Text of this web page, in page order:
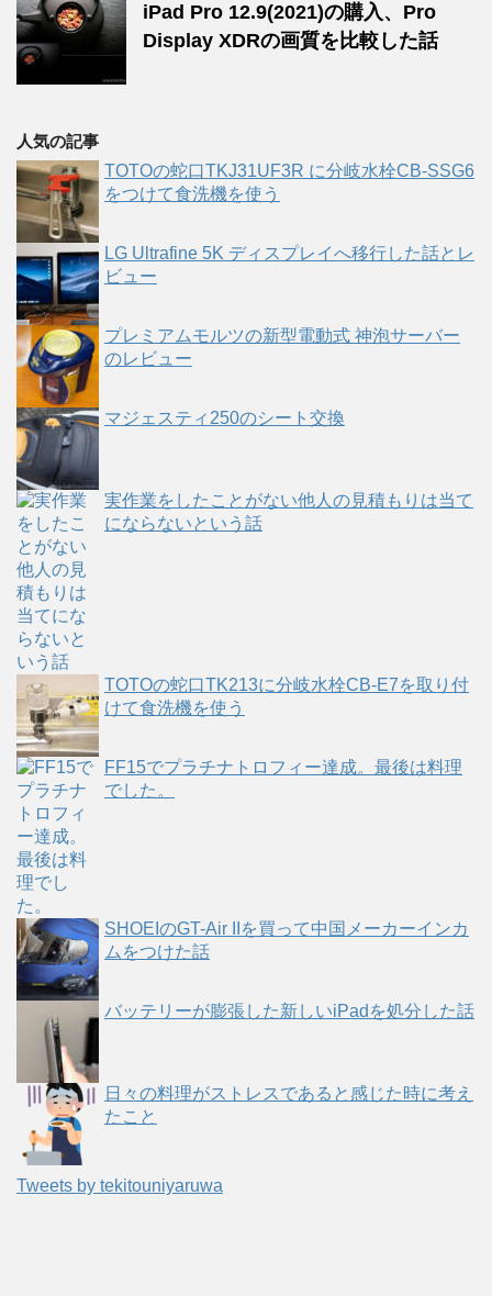
iPad Pro 12.9(2021)の購入、Pro
Display XDRの画質を比較した話
人気の記事
TOTOの蛇口TKJ31UF3R に分岐水栓CB-SSG6
をつけて食洗機を使う
LG Ultrafine 5K ディスプレイへ移行した話とレ
ビュー
プレミアムモルツの新型電動式 神泡サーバー
のレビュー
マジェスティ250のシート交換
実作業をしたことがない他人の見積もりは当て
にならないという話
TOTOの蛇口TK213に分岐水栓CB-E7を取り付
けて食洗機を使う
FF15でプラチナトロフィー達成。最後は料理
でした。
SHOEIのGT-Air IIを買って中国メーカーインカ
ムをつけた話
バッテリーが膨張した新しいiPadを処分した話
日々の料理がストレスであると感じた時に考え
たこと
Tweets by tekitouniyaruwa